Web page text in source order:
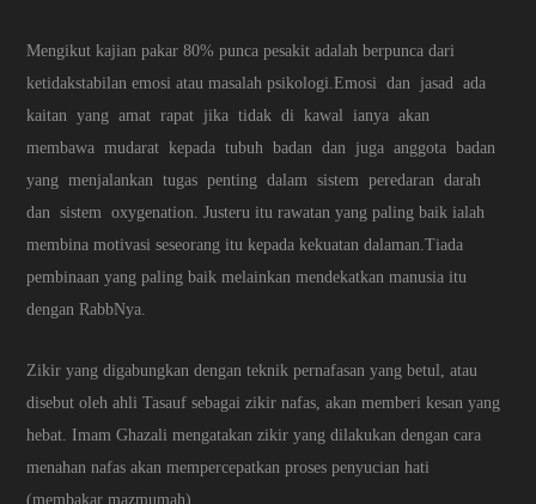
Mengikut kajian pakar 80% punca pesakit adalah berpunca dari
ketidakstabilan emosi atau masalah psikologi.Emosi dan jasad ada
kaitan yang amat rapat jika tidak di kawal ianya akan
membawa mudarat kepada tubuh badan dan juga anggota badan
yang menjalankan tugas penting dalam sistem peredaran darah
dan sistem oxygenation. Justeru itu rawatan yang paling baik ialah
membina motivasi seseorang itu kepada kekuatan dalaman.Tiada
pembinaan yang paling baik melainkan mendekatkan manusia itu
dengan RabbNya.
Zikir yang digabungkan dengan teknik pernafasan yang betul, atau
disebut oleh ahli Tasauf sebagai zikir nafas, akan memberi kesan yang
hebat. Imam Ghazali mengatakan zikir yang dilakukan dengan cara
menahan nafas akan mempercepatkan proses penyucian hati
(membakar mazmumah).